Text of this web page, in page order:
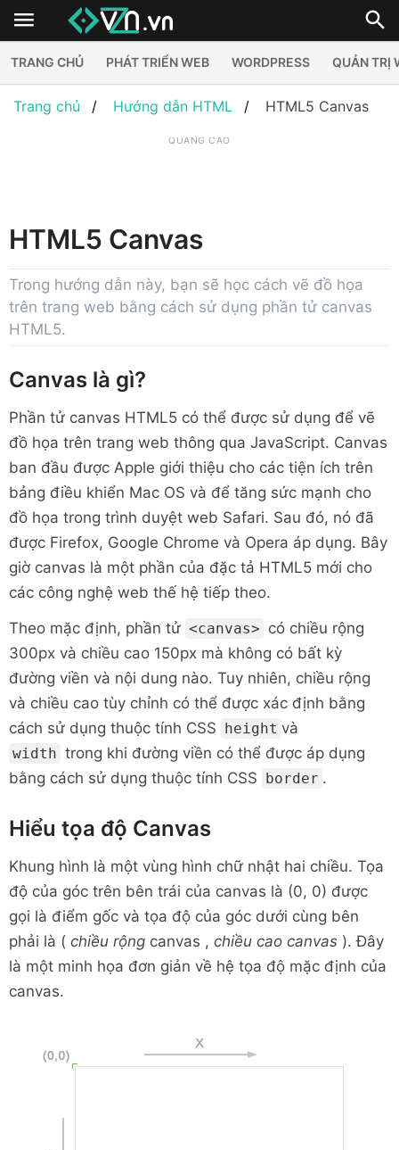
TRANG CHỦ PHÁT TRIỂN WEB WORDPRESS QUẢN TRỊ
Trang chủ Hướng dẫn HTML HTML5 Canvas
QUẢNG CÁO
HTML5 Canvas
Trong hướng dẫn này, bạn sẽ học cách vẽ đồ họa
trên trang web bằng cách sử dụng phần tử canvas
HTML5.
Canvas là gì?
Phần tử canvas HTML5 có thể được sử dụng để vẽ
đồ họa trên trang web thông qua JavaScript. Canvas
ban đầu được Apple giới thiệu cho các tiện ích trên
bảng điều khiển Mac OS và để tăng sức mạnh cho
đồ họa trong trình duyệt web Safari. Sau đó, nó đã
được Firefox, Google Chrome và Opera áp dụng. Bây
giờ canvas là một phần của đặc tả HTML5 mới cho
các công nghệ web thế hệ tiếp theo.
Theo mặc định, phần tử <canvas> có chiều rộng
300px và chiều cao 150px mà không có bất kỳ
đường viền và nội dung nào. Tuy nhiên, chiều rộng
và chiều cao tùy chỉnh có thể được xác định bằng
cách sử dụng thuộc tính CSS height và
width trong khi đường viền có thể được áp dụng
bằng cách sử dụng thuộc tính CSS border .
Hiểu tọa độ Canvas
Khung hình là một vùng hình chữ nhật hai chiều. Tọa
độ của góc trên bên trái của canvas là (0, 0) được
gọi là điểm gốc và tọa độ của góc dưới cùng bên
phải là ( chiều rộng canvas , chiều cao canvas ). Đây
là một minh họa đơn giản về hệ tọa độ mặc định của
canvas.